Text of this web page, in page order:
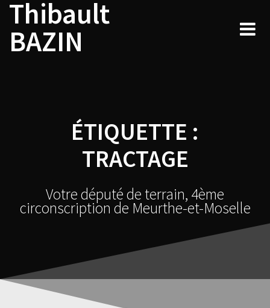
Skip
content
Thibault
BAZIN
ÉTIQUETTE :
TRACTAGE
Votre député de terrain, 4ème
circonscription de Meurthe-et-Moselle